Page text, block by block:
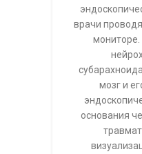
врачи
мозг и
основания